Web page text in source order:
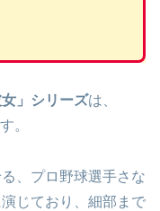
女」シリーズは、
。
、プロ野球選手さな
じており、細部まで